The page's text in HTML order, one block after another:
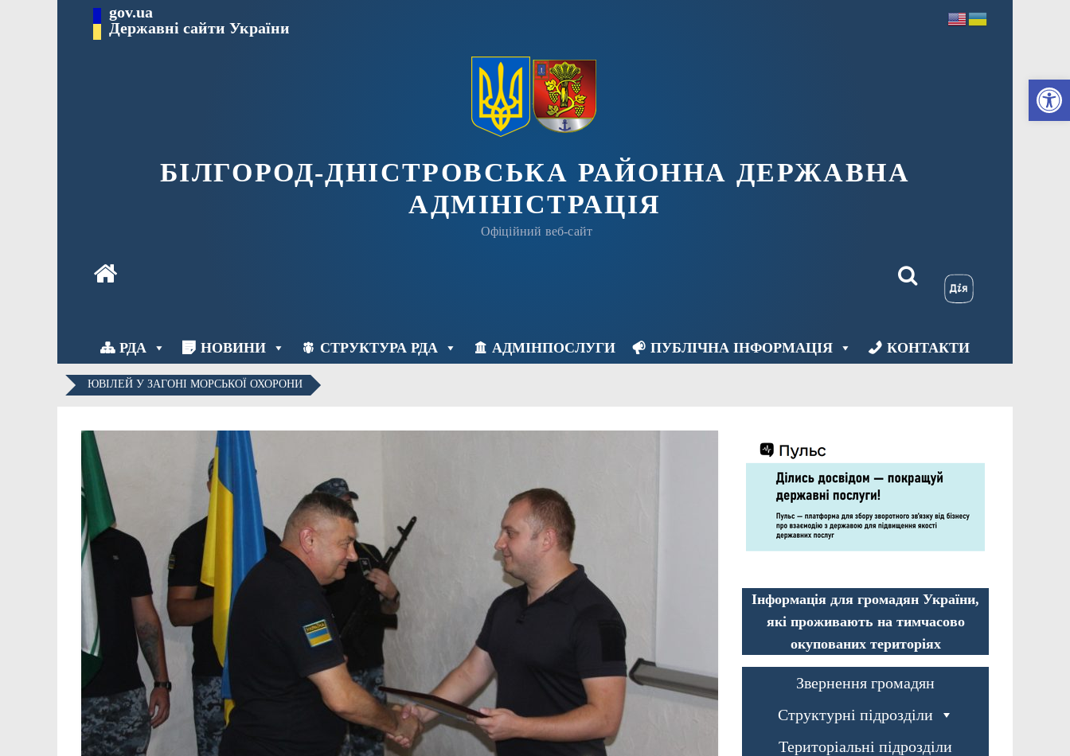
gov.ua
Державні сайти України
БІЛГОРОД-ДНІСТРОВСЬКА РАЙОННА ДЕРЖАВНА
АДМІНІСТРАЦІЯ
Офіційний веб-сайт
РДА НОВИНИ СТРУКТУРА РДА АДМІНПОСЛУГИ ПУБЛІЧНА ІНФОРМАЦІЯ КОНТАКТИ
ЮВІЛЕЙ У ЗАГОНІ МОРСЬКОЇ ОХОРОНИ
Інформація для громадян України,
які проживають на тимчасово
окупованих територіях
Звернення громадян
Структурні підрозділи
Територіальні підрозділи